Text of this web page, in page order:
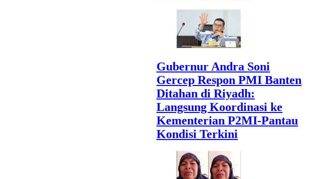
Gubernur Andra Soni
Gercep Respon PMI Banten
Ditahan di Riyadh:
Langsung Koordinasi ke
Kementerian P2MI-Pantau
Kondisi Terkini